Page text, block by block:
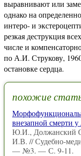
выравнивают или
однако на
интеро- и
резкая деструкция
числе и
по А.И. Струкову,
остановке сердца.
похожие
внезапной смерти у
Ю.И., Должанский
И.В. // Судебно-
— №3. — С. 9‑11.